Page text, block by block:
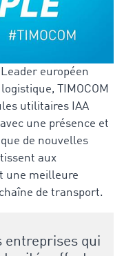
européen
TIMOCOM
utilitaires IAA
une présence et
de nouvelles
aux
une meilleure
de transport.
entreprises qui